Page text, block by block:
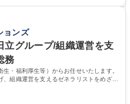
ョンズ
立グループ/組織運営を支
務
・福利厚生等）からお任せいたします。
組織運営を支えるゼネラリストをめざせ